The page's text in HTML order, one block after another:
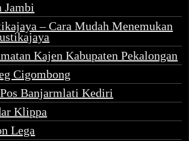
Jambi
– Cara Mudah Menemukan
Kajen Kabupaten Pekalongan
Cigombong
Banjarmlati Kediri
Klippa
Lega